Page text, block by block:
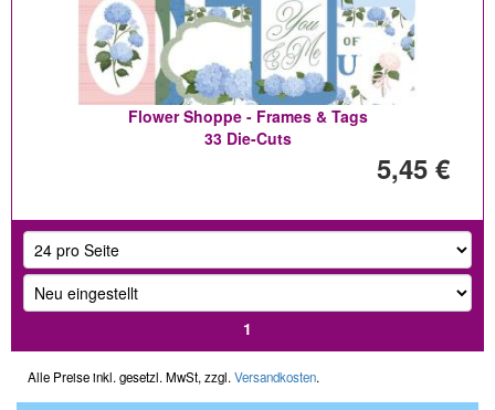
Flower Shoppe - Frames & Tags
33 Die-Cuts
5,45 €
1
Alle Preise inkl. gesetzl. MwSt, zzgl. Versandkosten.